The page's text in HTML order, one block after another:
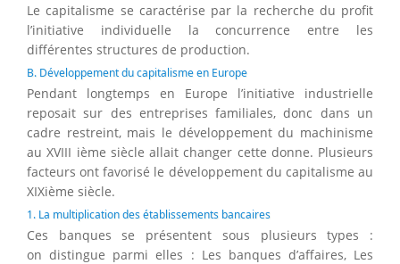
Le capitalisme se caractérise par la recherche du profit
l’initiative individuelle la concurrence entre les
différentes structures de production.
B. Développement du capitalisme en Europe
Pendant longtemps en Europe l’initiative industrielle
reposait sur des entreprises familiales, donc dans un
cadre restreint, mais le développement du machinisme
au XVIII ième siècle allait changer cette donne. Plusieurs
facteurs ont favorisé le développement du capitalisme au
XIXième siècle.
1. La multiplication des établissements bancaires
Ces banques se présentent sous plusieurs types :
on distingue parmi elles : Les banques d’affaires, Les